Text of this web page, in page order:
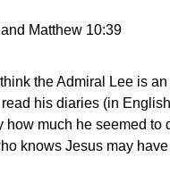
Matthew 10:39
the Admiral Lee is
his diaries (in English
how much he seemed to
knows Jesus may